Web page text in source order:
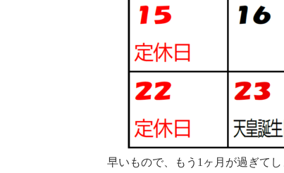
早いもので、もう1ヶ月が過ぎてし